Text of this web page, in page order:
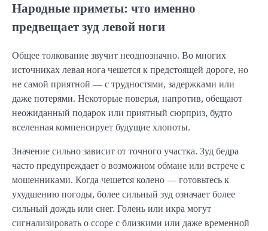
Народные приметы: что именно
предвещает зуд левой ноги
Общее толкование звучит неоднозначно. Во многих
источниках левая нога чешется к предстоящей дороге, но
не самой приятной — с трудностями, задержками или
даже потерями. Некоторые поверья, напротив, обещают
неожиданный подарок или приятный сюрприз, будто
вселенная компенсирует будущие хлопоты.
Значение сильно зависит от точного участка. Зуд бедра
часто предупреждает о возможном обмане или встрече с
мошенниками. Когда чешется колено — готовьтесь к
ухудшению погоды, более сильный зуд означает более
сильный дождь или снег. Голень или икра могут
сигнализировать о ссоре с близкими или даже временной